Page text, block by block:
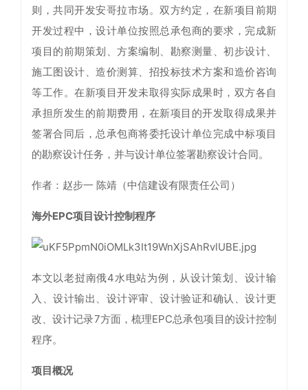
则，共同开发安哥拉市场。双方约定，在新项目前期
开发过程中，设计单位按照总承包商的要求，完成新
项目的前期策划、方案编制、勘察测量、初步设计、
施工图设计、造价测算、招投标技术方案和造价咨询
等工作。在新项目开发未取得实际成果时，双方各自
承担所发生的前期费用，在新项目的开发取得成果并
签署合同后，总承包商将委托设计单位完成中标项目
的勘察设计任务，并与设计单位签署勘察设计合同。
作者：赵步一 陈靖（中信建设有限责任公司）
海外EPC项目设计控制程序
本文以老挝南俄4水电站为例，从设计策划、设计输
入、设计输出、设计评审、设计验证和确认、设计更
改、设计记录7方面，梳理EPC总承包项目的设计控制
程序。
项目概况